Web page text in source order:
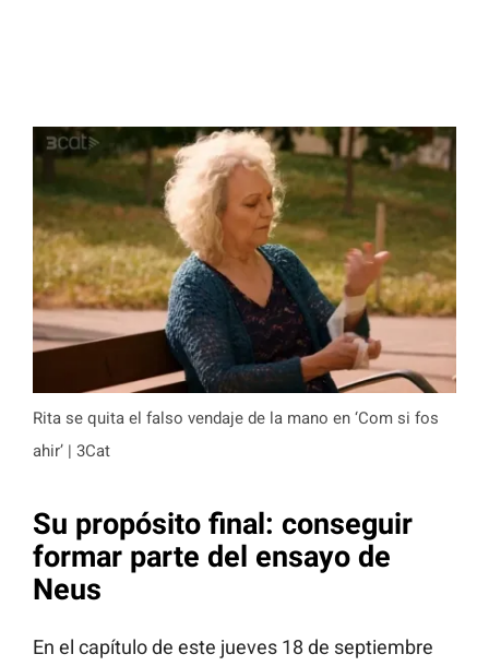
Rita se quita el falso vendaje de la mano en ‘Com si fos
ahir’ | 3Cat
Su propósito final: conseguir
formar parte del ensayo de
Neus
En el capítulo de este jueves 18 de septiembre